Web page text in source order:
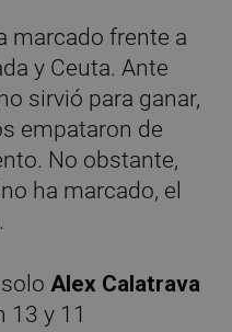
marcado frente a
y Ceuta. Ante
sirvió para ganar,
empataron de
No obstante,
ha marcado, el
soloAlex Calatrava
13 y 11